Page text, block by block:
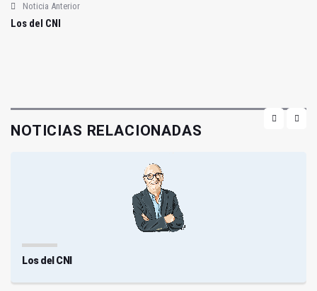
Noticia Anterior
Los del CNI
NOTICIAS RELACIONADAS
Los del CNI